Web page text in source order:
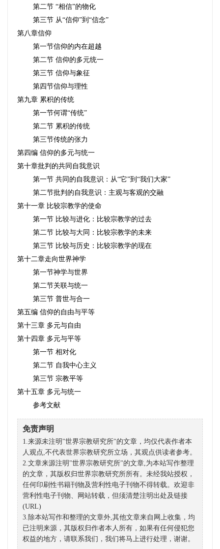
第二节 “相信”的物化
第三节 从“信仰”到“信念”
第八章信仰
第一节信仰的内在超越
第二节 信仰的多元统一
第三节 信仰与象征
第四节信仰与理性
第九章 累积的传统
第一节何谓“传统”
第二节 累积的传统
第三节传统的张力
第四编 信仰的多元与统一
第十章批判的共同自我意识
第一节 共同的自我意识：从“它”到“我们大家”
第二节批判的自我意识：主观与客观的交融
第十一章 比较宗教学的使命
第一节 比较与进化：比较宗教学的过去
第二节 比较与大同：比较宗教学的未来
第三节 比较与历史：比较宗教学的现在
第十二章走向世界神学
第一节神学与世界
第二节关联与统一
第三节 普世与合一
第五编 信仰的自由与平等
第十三章 多元与自由
第十四章 多元与平等
第一节 相对化
第二节 自我中心主义
第三节 宗教平等
第十五章 多元与统一
参考文献
免责声明
1.来源未注明"世界宗教研究所"的文章，均仅代表作者本
人观点,不代表世界宗教研究所立场，其观点供读者参考。
2.文章来源注明"世界宗教研究所"的文章,为本站写作整理
的文章，其版权归世界宗教研究所所有。未经我站授权，
任何印刷性书籍刊物及营利性电子刊物不得转载。欢迎非
营利性电子刊物、网站转载，但须清楚注明出处及链接
(URL)
3.除本站写作和整理的文章外,其他文章来自网上收集，均
已注明来源，其版权归作者本人所有，如果有任何侵犯您
权益的地方，请联系我们，我们将马上进行处理，谢谢。